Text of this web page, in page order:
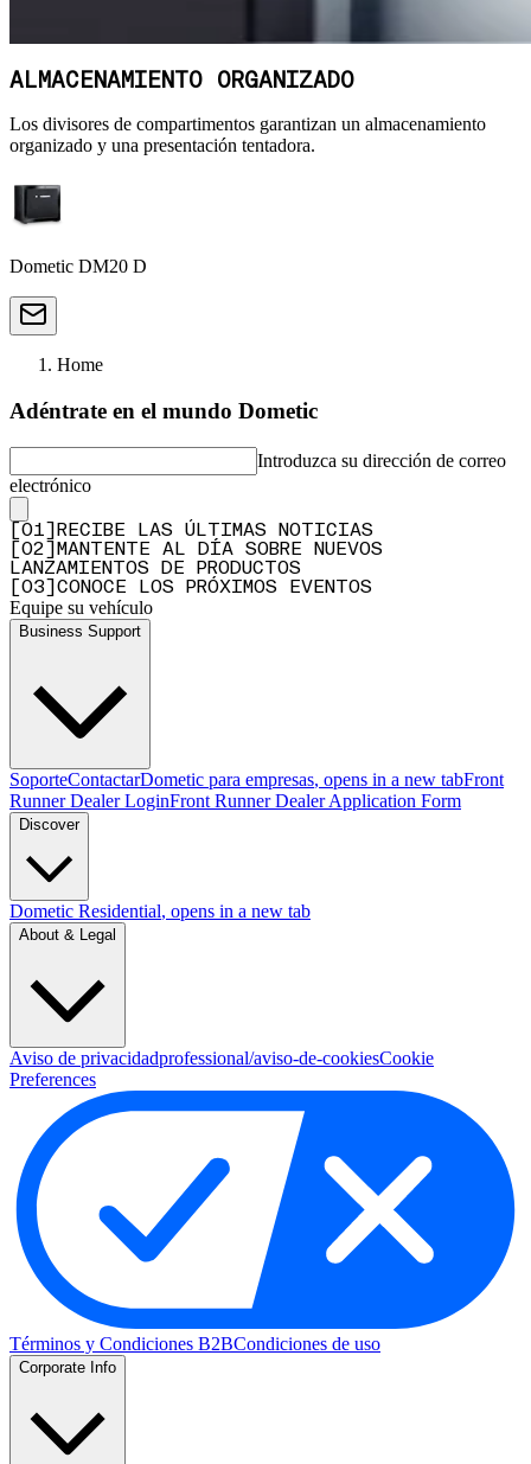
ALMACENAMIENTO ORGANIZADO
Los divisores de compartimentos garantizan un almacenamiento
organizado y una presentación tentadora.
Dometic DM20 D
Home
Adéntrate en el mundo Dometic
Introduzca su dirección de correo
electrónico
01
RECIBE LAS ÚLTIMAS NOTICIAS
02
MANTENTE AL DÍA SOBRE NUEVOS
LANZAMIENTOS DE PRODUCTOS
03 CONOCE LOS PRÓXIMOS EVENTOS
Equipe su vehículo
Business Support
SoporteContactarDometic para empresas, opens in a new tabFront
Runner Dealer LoginFront Runner Dealer Application Form
Discover
Dometic Residential, opens in a new tab
About & Legal
Aviso de privacidadprofessional/aviso-de-cookiesCookie
Preferences
Términos y Condiciones B2BCondiciones de uso
Corporate Info